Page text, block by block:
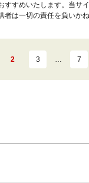
すめいたします。当サ
は一切の責任を負いかね
2 3 … 7